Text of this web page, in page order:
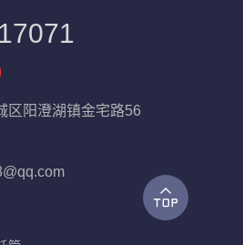
区阳澄湖镇金宅路56